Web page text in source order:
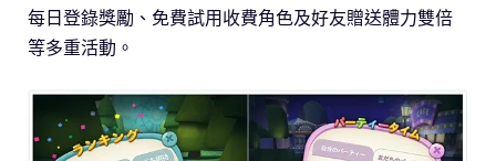
每日登錄獎勵、免費試用收費角色及好友贈送體力雙倍
等多重活動。